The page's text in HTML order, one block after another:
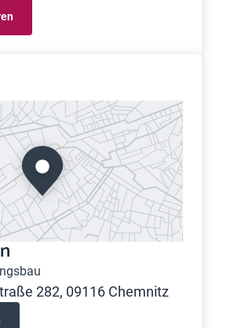
282, 09116 Chemnitz